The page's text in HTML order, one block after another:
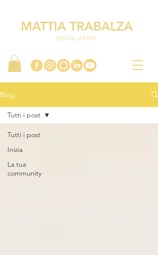
MATTIA TRABALZA
DIGITAL ARTIST
Blog
Tutti i post
Inizia
La tua
community
Tutti i post